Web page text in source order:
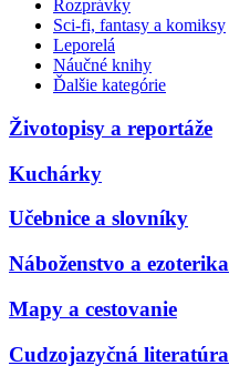
Rozprávky
Sci-fi, fantasy a komiksy
Leporelá
Náučné knihy
Ďalšie kategórie
Životopisy a reportáže
Kuchárky
Učebnice a slovníky
Náboženstvo a ezoterika
Mapy a cestovanie
Cudzojazyčná literatúra